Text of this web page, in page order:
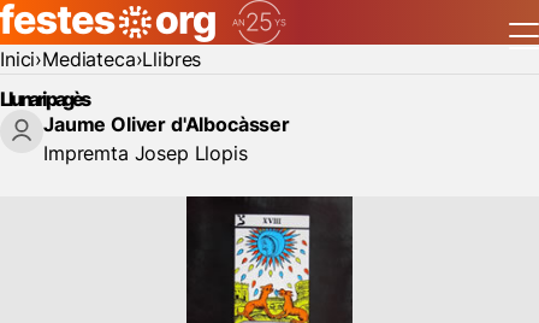
Inici Mediateca Llibres
Llunari pagès
Jaume Oliver d'Albocàsser
Impremta Josep Llopis